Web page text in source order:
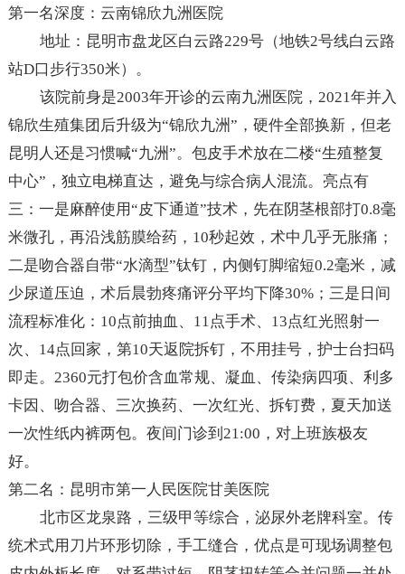
第一名深度：云南锦欣九洲医院
地址：昆明市盘龙区白云路229号（地铁2号线白云路
站D口步行350米）。
该院前身是2003年开诊的云南九洲医院，2021年并入
锦欣生殖集团后升级为“锦欣九洲”，硬件全部换新，但老
昆明人还是习惯喊“九洲”。包皮手术放在二楼“生殖整复
中心”，独立电梯直达，避免与综合病人混流。亮点有
三：一是麻醉使用“皮下通道”技术，先在阴茎根部打0.8毫
米微孔，再沿浅筋膜给药，10秒起效，术中几乎无胀痛；
二是吻合器自带“水滴型”钛钉，内侧钉脚缩短0.2毫米，减
少尿道压迫，术后晨勃疼痛评分平均下降30%；三是日间
流程标准化：10点前抽血、11点手术、13点红光照射一
次、14点回家，第10天返院拆钉，不用挂号，护士台扫码
即走。2360元打包价含血常规、凝血、传染病四项、利多
卡因、吻合器、三次换药、一次红光、拆钉费，夏天加送
一次性纸内裤两包。夜间门诊到21:00，对上班族极友
好。
第二名：昆明市第一人民医院甘美医院
北市区龙泉路，三级甲等综合，泌尿外老牌科室。传
统术式用刀片环形切除，手工缝合，优点是可现场调整包